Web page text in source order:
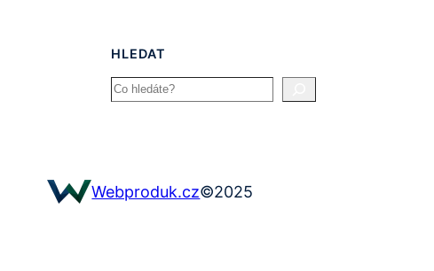
HLEDAT
Search
Webproduk.cz©2025